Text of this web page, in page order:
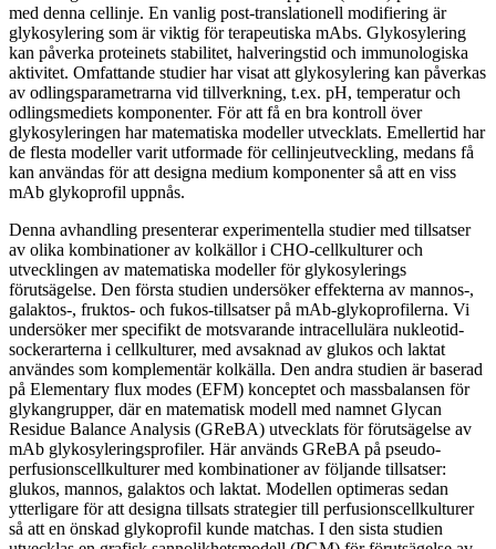
med denna cellinje. En vanlig post-translationell modifiering är
glykosylering som är viktig för terapeutiska mAbs. Glykosylering
kan påverka proteinets stabilitet, halveringstid och immunologiska
aktivitet. Omfattande studier har visat att glykosylering kan påverkas
av odlingsparametrarna vid tillverkning, t.ex. pH, temperatur och
odlingsmediets komponenter. För att få en bra kontroll över
glykosyleringen har matematiska modeller utvecklats. Emellertid har
de flesta modeller varit utformade för cellinjeutveckling, medans få
kan användas för att designa medium komponenter så att en viss
mAb glykoprofil uppnås.
Denna avhandling presenterar experimentella studier med tillsatser
av olika kombinationer av kolkällor i CHO-cellkulturer och
utvecklingen av matematiska modeller för glykosylerings
förutsägelse. Den första studien undersöker effekterna av mannos-,
galaktos-, fruktos- och fukos-tillsatser på mAb-glykoprofilerna. Vi
undersöker mer specifikt de motsvarande intracellulära nukleotid-
sockerarterna i cellkulturer, med avsaknad av glukos och laktat
användes som komplementär kolkälla. Den andra studien är baserad
på Elementary flux modes (EFM) konceptet och massbalansen för
glykangrupper, där en matematisk modell med namnet Glycan
Residue Balance Analysis (GReBA) utvecklats för förutsägelse av
mAb glykosyleringsprofiler. Här används GReBA på pseudo-
perfusionscellkulturer med kombinationer av följande tillsatser:
glukos, mannos, galaktos och laktat. Modellen optimeras sedan
ytterligare för att designa tillsats strategier till perfusionscellkulturer
så att en önskad glykoprofil kunde matchas. I den sista studien